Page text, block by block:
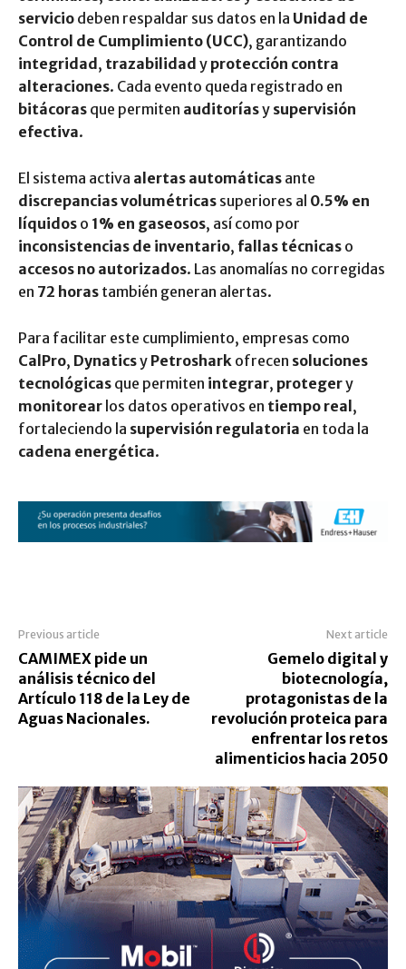
servicio deben respaldar sus datos en la Unidad de
Control de Cumplimiento (UCC), garantizando
integridad, trazabilidad y protección contra
alteraciones. Cada evento queda registrado en
bitácoras que permiten auditoríasy supervisión
efectiva.
El sistema activa alertas automáticas ante
discrepancias volumétricas superiores al 0.5% en
líquidos o 1% en gaseosos, así como por
inconsistencias de inventario, fallas técnicas o
accesos no autorizados. Las anomalías no corregidas
en 72 horas también generan alertas.
Para facilitar este cumplimiento, empresas como
CalPro, Dynaticsy Petroshark ofrecen soluciones
tecnológicas que permiten integrar, protegery
monitorear los datos operativos en tiempo real,
fortaleciendo la supervisión regulatoria en toda la
cadena energética.
Previous article
CAMIMEX pide un
análisis técnico del
Artículo 118 de la Ley de
Aguas Nacionales.
Next article
Gemelo digital y
biotecnología,
protagonistas de la
revolución proteica para
enfrentar los retos
alimenticios hacia 2050